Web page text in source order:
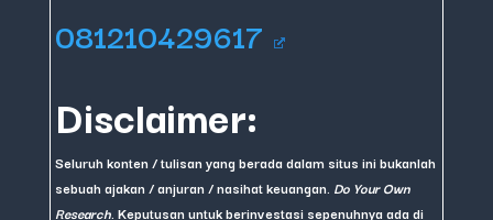
081210429617
Disclaimer:
Seluruh konten / tulisan yang berada dalam situs ini bukanlah
sebuah ajakan / anjuran / nasihat keuangan. Do Your Own
Research . Keputusan untuk berinvestasi sepenuhnya ada di